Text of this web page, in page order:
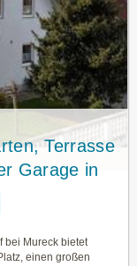
Terrasse
Garage in
bei Mureck bietet
einen großen